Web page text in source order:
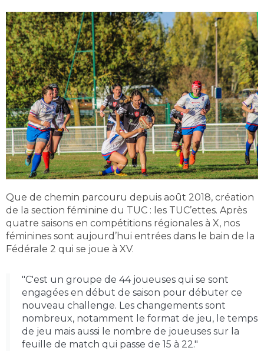
Que de chemin parcouru depuis août 2018, création
de la section féminine du TUC : les TUC’ettes. Après
quatre saisons en compétitions régionales à X, nos
féminines sont aujourd’hui entrées dans le bain de la
Fédérale 2 qui se joue à XV.
"C'est un groupe de 44 joueuses qui se sont
engagées en début de saison pour débuter ce
nouveau challenge. Les changements sont
nombreux, notamment le format de jeu, le temps
de jeu mais aussi le nombre de joueuses sur la
feuille de match qui passe de 15 à 22."